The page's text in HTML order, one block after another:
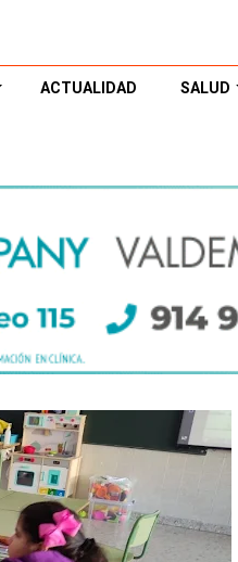
ACTUALIDAD SALUD